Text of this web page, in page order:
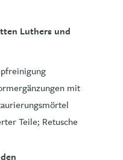
Luthers und
mit
Teile; Retusche